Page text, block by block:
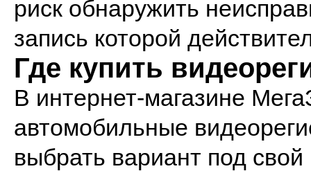
риск обнаружить
запись которой
Где купить
В интернет-магазине
автомобильные
выбрать вариант под